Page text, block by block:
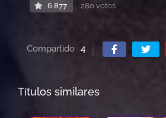
6.877 280 votos
Compartido 4
Títulos similares